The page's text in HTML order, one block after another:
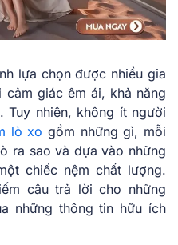
lựa chọn được nhiều gia
giác êm ái, khả năng
nhiên, không ít người
lò xo gồm những gì, mỗi
ra sao và dựa vào những
chiếc nệm chất lượng.
câu trả lời cho những
những thông tin hữu ích